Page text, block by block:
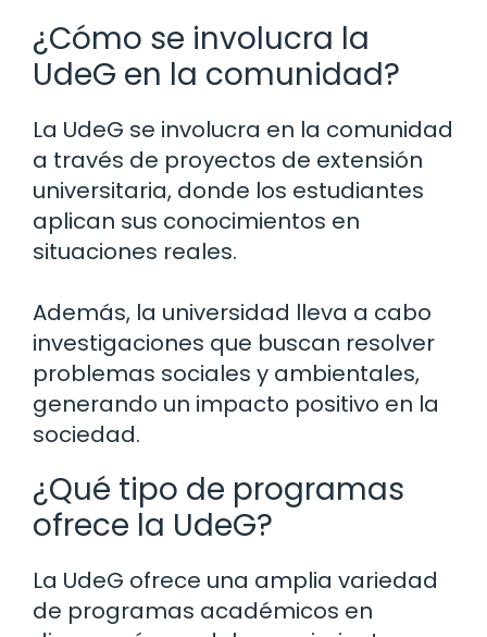
¿Cómo se involucra la
UdeG en la comunidad?
La UdeG se involucra en la comunidad
a través de proyectos de extensión
universitaria, donde los estudiantes
aplican sus conocimientos en
situaciones reales.
Además, la universidad lleva a cabo
investigaciones que buscan resolver
problemas sociales y ambientales,
generando un impacto positivo en la
sociedad.
¿Qué tipo de programas
ofrece la UdeG?
La UdeG ofrece una amplia variedad
de programas académicos en